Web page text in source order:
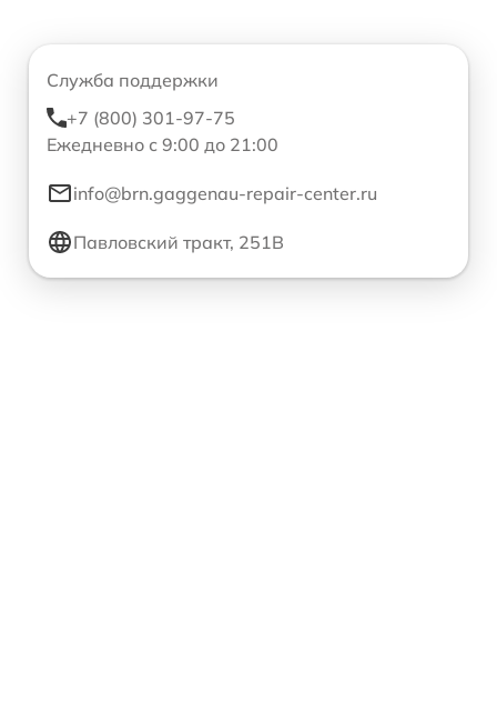
Служба поддержки
+7 (800) 301-97-75
Ежедневно с 9:00 до 21:00
info@brn.gaggenau-repair-center.ru
Павловский тракт, 251В